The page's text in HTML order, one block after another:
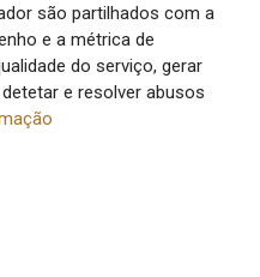
são partilhados com a
e a métrica de
do serviço, gerar
e resolver abusos